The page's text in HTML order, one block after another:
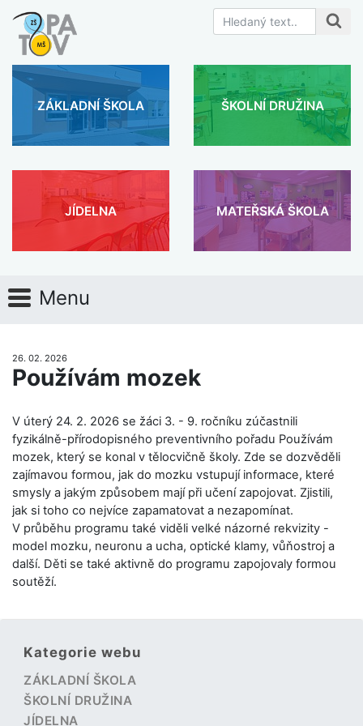
ZÁKLADNÍ ŠKOLA ŠKOLNÍ DRUŽINA
JÍDELNA MATEŘSKÁ ŠKOLA
Menu
26. 02. 2026
Používám mozek
V úterý 24. 2. 2026 se žáci 3. - 9. ročníku zúčastnili
fyzikálně-přírodopisného preventivního pořadu Používám
mozek, který se konal v tělocvičně školy. Zde se dozvěděli
zajímavou formou, jak do mozku vstupují informace, které
smysly a jakým způsobem mají při učení zapojovat. Zjistili,
jak si toho co nejvíce zapamatovat a nezapomínat.
V průběhu programu také viděli velké názorné rekvizity -
model mozku, neuronu a ucha, optické klamy, vůňostroj a
další. Děti se také aktivně do programu zapojovaly formou
soutěží.
Kategorie webu
ZÁKLADNÍ ŠKOLA
ŠKOLNÍ DRUŽINA
JÍDELNA